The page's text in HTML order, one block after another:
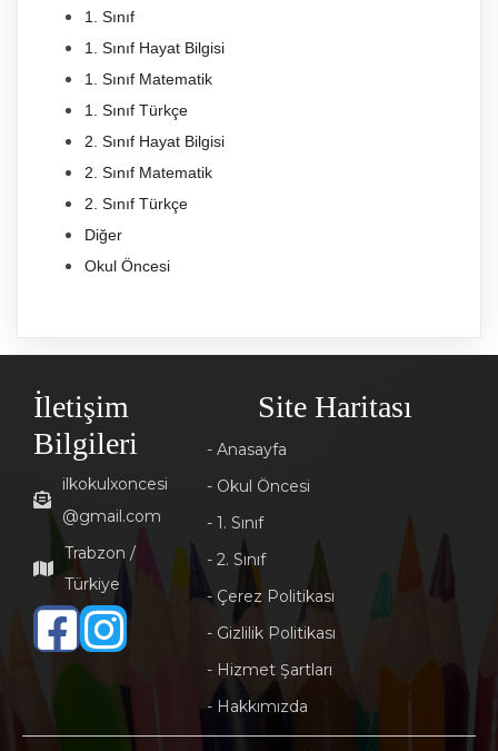
1. Sınıf
1. Sınıf Hayat Bilgisi
1. Sınıf Matematik
1. Sınıf Türkçe
2. Sınıf Hayat Bilgisi
2. Sınıf Matematik
2. Sınıf Türkçe
Diğer
Okul Öncesi
İletişim
Bilgileri
ilkokulxoncesi
@gmail.com
Trabzon /
Türkiye
Site Haritası
- Anasayfa
- Okul Öncesi
- 1. Sınıf
- 2. Sınıf
- Çerez Politikası
- Gizlilik Politikası
- Hizmet Şartları
- Hakkımızda